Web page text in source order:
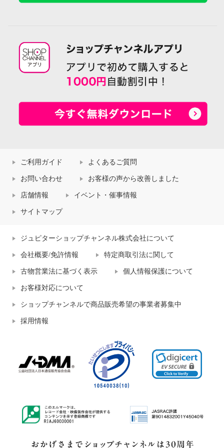
ご利用ガイド よくあるご質問
お問い合わせ お客様の声から改善しました
店舗情報 イベント・催事情報
サイトマップ
ジュピターショップチャンネル株式会社について
会社概要/免許情報 特定商取引法に関して
古物営業法に基づく表示 個人情報保護について
お客様対応について
ショップチャンネルで商品販売希望の事業者募集中
採用情報